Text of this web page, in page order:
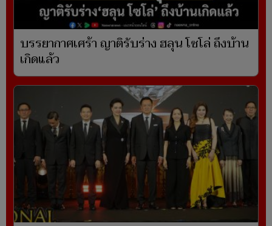
บรรยากาศเศร้า ญาติรับร่าง ฮลุน โซโล่ ถึงบ้าน
เกิดแล้ว